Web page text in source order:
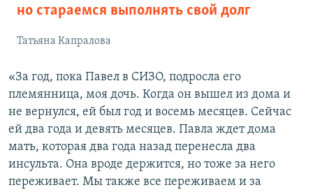
но стараемся выполнять свой долг
Татьяна Капралова
«За год, пока Павел в СИЗО, подросла его
племянница, моя дочь. Когда он вышел из дома и
не вернулся, ей был год и восемь месяцев. Сейчас
ей два года и девять месяцев. Павла ждет дома
мать, которая два года назад перенесла два
инсульта. Она вроде держится, но тоже за него
переживает. Мы также все переживаем и за